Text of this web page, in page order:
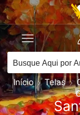
Início Telas